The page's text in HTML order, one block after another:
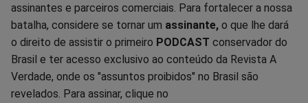
assinantes e parceiros comerciais. Para fortalecer a nossa
batalha, considere se tornar um assinante, o que lhe dará
o direito de assistir o primeiro PODCAST conservador do
Brasil e ter acesso exclusivo ao conteúdo da Revista A
Verdade, onde os "assuntos proibidos" no Brasil são
revelados. Para assinar, clique no